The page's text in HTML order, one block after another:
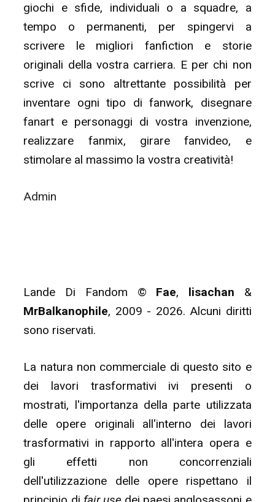
giochi e sfide, individuali o a squadre, a
tempo o permanenti, per spingervi a
scrivere le migliori fanfiction e storie
originali della vostra carriera. E per chi non
scrive ci sono altrettante possibilità per
inventare ogni tipo di fanwork, disegnare
fanart e personaggi di vostra invenzione,
realizzare fanmix, girare fanvideo, e
stimolare al massimo la vostra creatività!
Admin
Lande Di Fandom © Fae, lisachan &
MrBalkanophile, 2009 - 2026. Alcuni diritti
sono riservati.
La natura non commerciale di questo sito e
dei lavori trasformativi ivi presenti o
mostrati, l'importanza della parte utilizzata
delle opere originali all'interno dei lavori
trasformativi in rapporto all'intera opera e
gli effetti non concorrenziali
dell'utilizzazione delle opere rispettano il